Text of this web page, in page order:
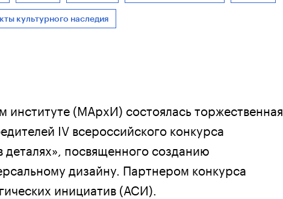
культурного наследия
институте (МАрхИ) состоялась торжественная
IV всероссийского конкурса
деталях», посвященного созданию
дизайну. Партнером конкурса
инициатив (АСИ).